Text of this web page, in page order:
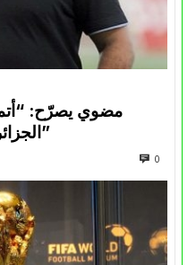
مضوي يصرّح:
الجزائرية في المسابقات القارية”
0